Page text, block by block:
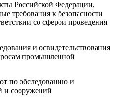
Российской Федерации,
требования к безопасности
со сферой проведения
и освидетельствования
промышленной
по обследованию и
и сооружений